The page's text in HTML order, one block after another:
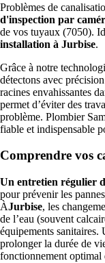
Problèmes de
d'inspection par
de vos tuyaux (7050).
installation à Jurbise.
Grâce à notre
détectons avec
racines envahissantes
permet d’éviter des
problème. Plombier
fiable et indispensable
Comprendre vos
Un entretien régulier
pour prévenir les
ÀJurbise, les
de l’eau (souvent
équipements sanitaires.
prolonger la durée de
fonctionnement optimal